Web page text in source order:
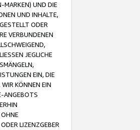
MARKEN) UND DIE
UND INHALTE,
ODER
VERBUNDENEN
JEGLICHE
EIN, DIE
KÖNNEN EIN
ANGEBOTS
LIZENZGEBER